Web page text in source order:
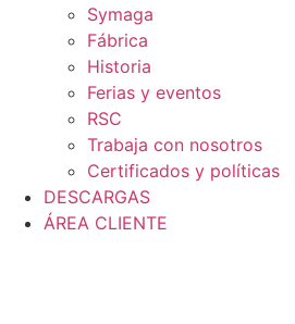
Symaga
Fábrica
Historia
Ferias y eventos
RSC
Trabaja con nosotros
Certificados y políticas
DESCARGAS
ÁREA CLIENTE